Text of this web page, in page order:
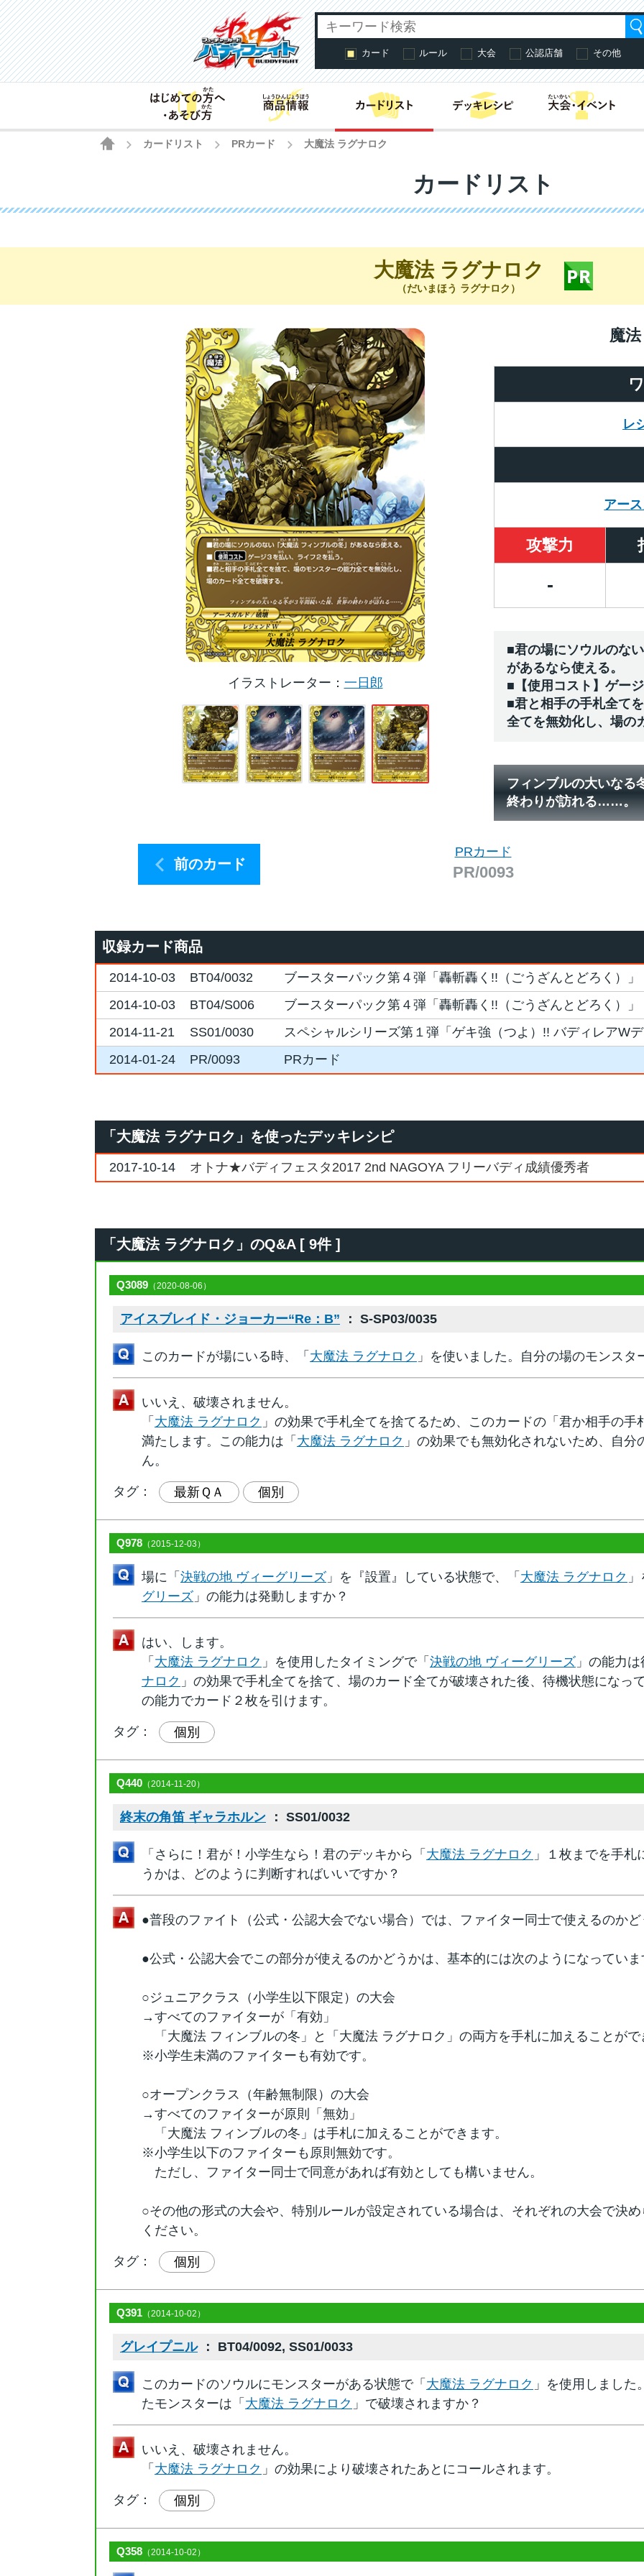
カード ルール 大会 公認店舗 その他
はじめての方へ・
HOME
カードリスト PRカード 大魔法 ラグナロク
カードリスト
大魔法 ラグナロク
（だいまほう ラグナロク）
イラストレーター 一日郎
レ
魔法
アー
攻撃力
-
■君の場にソウルのな
があるなら使える。
■【使用コスト】ゲー
■君と相手の手札全て
全てを無効化し、場の
フィンブルの大いなる
終わりが訪れる……。
前のカード
PRカード
PR/0093
収録カード商品
2014-10-03 BT04/0032
ブースターパック第４弾「轟斬轟く!!（ごうざんとどろく）」
2014-10-03
BT04/S006
ブースターパック第４弾「轟斬轟く!!（ごうざんとどろく）」
2014-11-21
SS01/0030
スペシャルシリーズ第１弾「ゲキ強（つよ）!! バディレアW
2014-01-24
PR/0093 PRカード
「大魔法 ラグナロク」を使ったデッキレシピ
2017-10-14 オトナ★バディフェスタ2017 2nd NAGOYA フリーバディ成績優秀者
「大魔法 ラグナロク」のQ&A [ 9件 ]
Q3089 （2020-08-06）
アイスブレイド・ジョーカー“Re：B” ： S-SP03/0035
このカードが場にいる時、「 大魔法 ラグナロク 」を使いました。自分の場のモンスタ
いいえ、破壊されません。
「 大魔法 ラグナロク 」の効果で手札全てを捨てるため、このカードの「君か相手の
満たします。この能力は「 大魔法 ラグナロク 」の効果でも無効化されないため、自
ん。
タグ： 最新ＱＡ 個別
Q978 （2015-12-03）
場に「 決戦の地 ヴィーグリーズ 」を『設置』している状態で、「 大魔法 ラグナロク
グリーズ 」の能力は発動しますか？
はい、します。
「 大魔法 ラグナロク 」を使用したタイミングで「 決戦の地 ヴィーグリーズ 」の能力
ナロク 」の効果で手札全てを捨て、場のカード全てが破壊された後、待機状態になっ
の能力でカード２枚を引けます。
タグ： 個別
Q440 （2014-11-20）
終末の角笛 ギャラホルン ： SS01/0032
「さらに！君が！小学生なら！君のデッキから「 大魔法 ラグナロク 」１枚までを手
うかは、どのように判断すればいいですか？
●普段のファイト（公式・公認大会でない場合）では、ファイター同士で使えるのか
●公式・公認大会でこの部分が使えるのかどうかは、基本的には次のようになっていま
○ジュニアクラス（小学生以下限定）の大会
→すべてのファイターが「有効」
「大魔法 フィンブルの冬」と「大魔法 ラグナロク」の両方を手札に加えることがで
※小学生未満のファイターも有効です。
○オープンクラス（年齢無制限）の大会
→すべてのファイターが原則「無効」
「大魔法 フィンブルの冬」は手札に加えることができます。
※小学生以下のファイターも原則無効です。
ただし、ファイター同士で同意があれば有効としても構いません。
○その他の形式の大会や、特別ルールが設定されている場合は、それぞれの大会で決
ください。
タグ： 個別
Q391 （2014-10-02）
グレイプニル： BT04/0092, SS01/0033
このカードのソウルにモンスターがある状態で「 大魔法 ラグナロク 」を使用しまし
たモンスターは「 大魔法 ラグナロク 」で破壊されますか？
いいえ、破壊されません。
「 大魔法 ラグナロク 」の効果により破壊されたあとにコールされます。
タグ： 個別
Q358 （2014-10-02）